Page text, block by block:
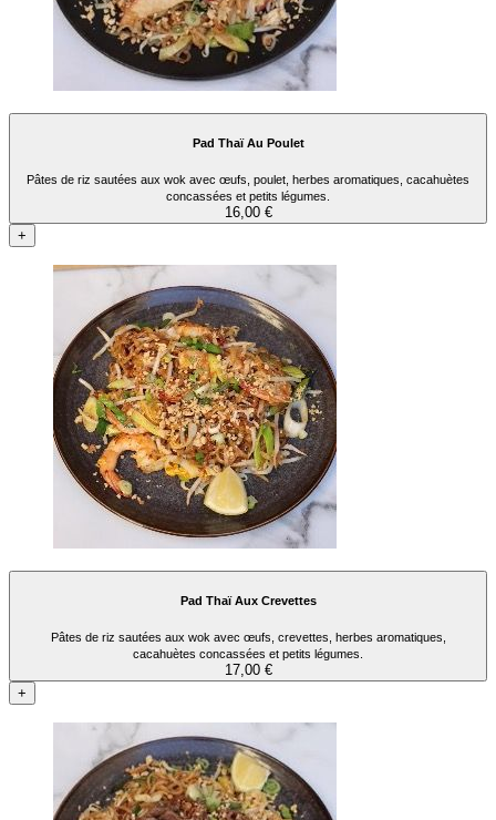
Pad Thaï Au Poulet
Pâtes de riz sautées aux wok avec œufs, poulet, herbes aromatiques, cacahuètes
concassées et petits légumes.
16,00 €
+
Pad Thaï Aux Crevettes
Pâtes de riz sautées aux wok avec œufs, crevettes, herbes aromatiques,
cacahuètes concassées et petits légumes.
17,00 €
+